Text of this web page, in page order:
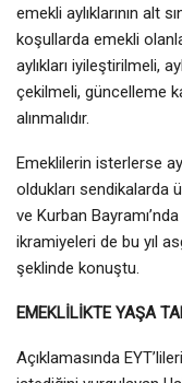
emekli aylıklarının alt
koşullarda emekli
aylıkları iyileştirilmeli,
çekilmeli, güncelleme
alınmalıdır.
Emeklilerin isterlerse
oldukları sendikalarda
ve Kurban
ikramiyeleri de bu yıl
şeklinde konuştu.
EMEKLİLİKTE YAŞA
Açıklamasında